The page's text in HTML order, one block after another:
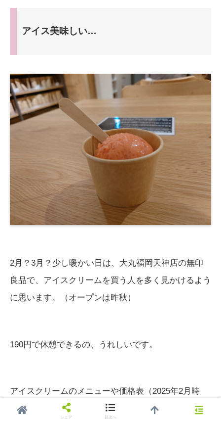
アイス美味しい…
2月？3月？少し暖かい日は、大丸福岡天神店の無印
良品で、アイスクリームを買う人を多く見かけるよう
に思います。（オープンは昨秋）
190円で休憩できるの、うれしいです。
アイスクリームのメニューや価格表（2025年2月時
点）も、載せておきますね。アフォガードが売りで
シェア 目次へ